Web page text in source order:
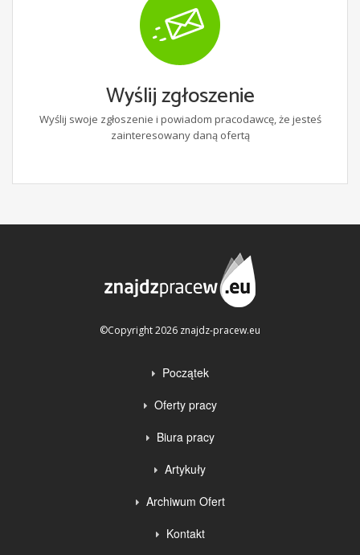
Wyślij zgłoszenie
Wyślij swoje zgłoszenie i powiadom pracodawcę, że jesteś
zainteresowany daną ofertą
©Copyright 2026 znajdz-pracew.eu
Początek
Oferty pracy
Biura pracy
Artykuły
Archiwum Ofert
Kontakt